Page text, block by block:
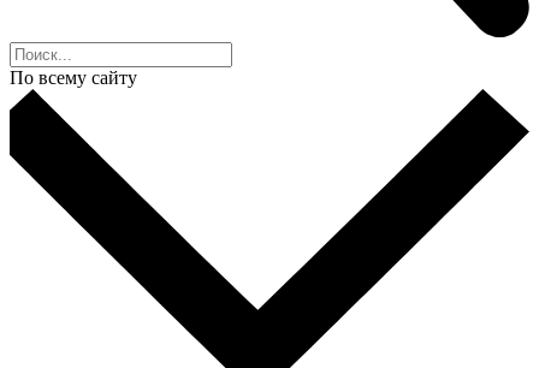
По всему сайту